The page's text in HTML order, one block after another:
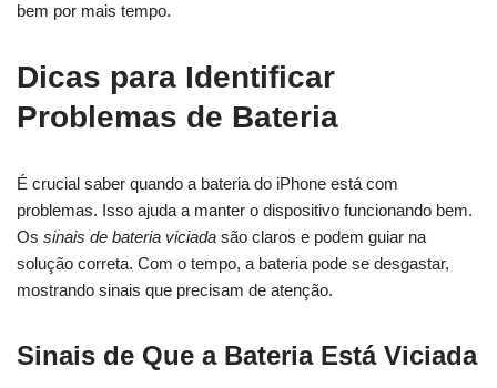
bem por mais tempo.
Dicas para Identificar
Problemas de Bateria
É crucial saber quando a bateria do iPhone está com
problemas. Isso ajuda a manter o dispositivo funcionando bem.
Os sinais de bateria viciada são claros e podem guiar na
solução correta. Com o tempo, a bateria pode se desgastar,
mostrando sinais que precisam de atenção.
Sinais de Que a Bateria Está Viciada